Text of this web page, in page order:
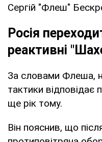
Сергій "Флеш"
Росія
реактивні
За словами Флеша,
тактики відповідає
ще рік тому.
Він пояснив, що